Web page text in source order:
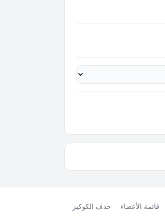
قائمة الأعضاء حذف الكوكيز